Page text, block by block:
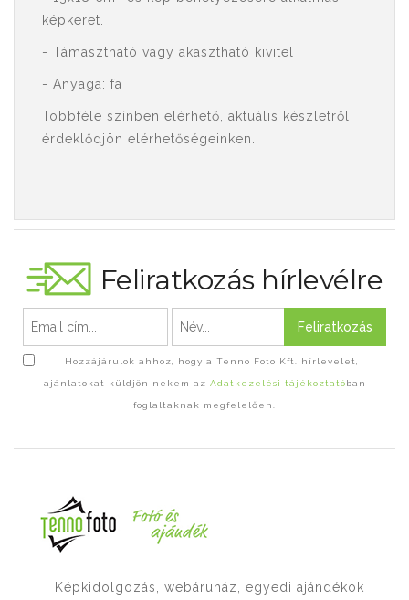
képkeret.
- Támasztható vagy akasztható kivitel
- Anyaga: fa
Többféle színben elérhető, aktuális készletről
érdeklődjön elérhetőségeinken.
Feliratkozás hírlevélre
Feliratkozás
Hozzájárulok ahhoz, hogy a Tenno Foto Kft. hírlevelet,
ajánlatokat küldjön nekem az Adatkezelési tájékoztatóban
foglaltaknak megfelelően.
Képkidolgozás, webáruház, egyedi ajándékok